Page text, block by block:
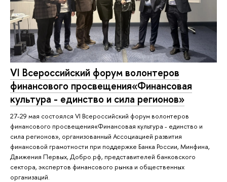
VI Всероссийский форум волонтеров
финансового просвещения«Финансовая
культура - единство и сила регионов»
27-29 мая состоялся VI Всероссийский форум волонтеров
финансового просвещения«Финансовая культура - единство и
сила регионов», организованный Ассоциацией развития
финансовой грамотности при поддержке Банка России, Минфина,
Движения Первых, Добро.рф, представителей банковского
сектора, экспертов финансового рынка и общественных
организаций.